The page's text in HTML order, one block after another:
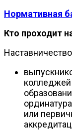
Нормативная
Кто проходит
или